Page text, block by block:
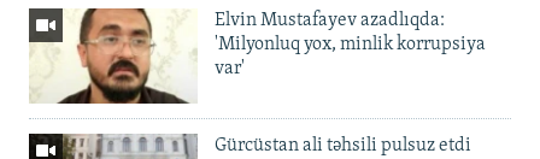
Elvin Mustafayev azadlıqda:
'Milyonluq yox, minlik korrupsiya
var'
Gürcüstan ali təhsili pulsuz etdi